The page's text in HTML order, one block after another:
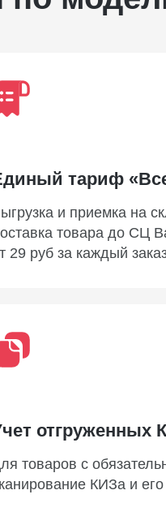
отгруженных
товаров с
КИЗа и
тариф
и приемка на
товара до СЦ
29 руб за каждый